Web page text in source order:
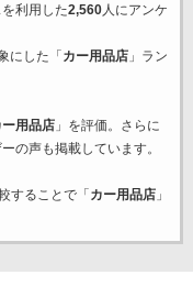
利用した2,560人にアンケ
にした「 カー用品店」ラン
ー用品店」を評価。さらに
の声も掲載しています。
することで「 カー用品店」